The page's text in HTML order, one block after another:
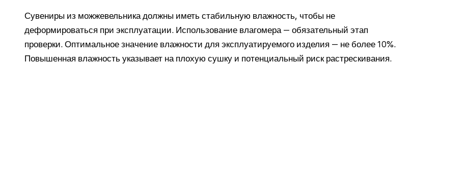
Сувениры из можжевельника должны иметь стабильную влажность, чтобы не
деформироваться при эксплуатации. Использование влагомера — обязательный этап
проверки. Оптимальное значение влажности для эксплуатируемого изделия — не более 10%.
Повышенная влажность указывает на плохую сушку и потенциальный риск растрескивания.